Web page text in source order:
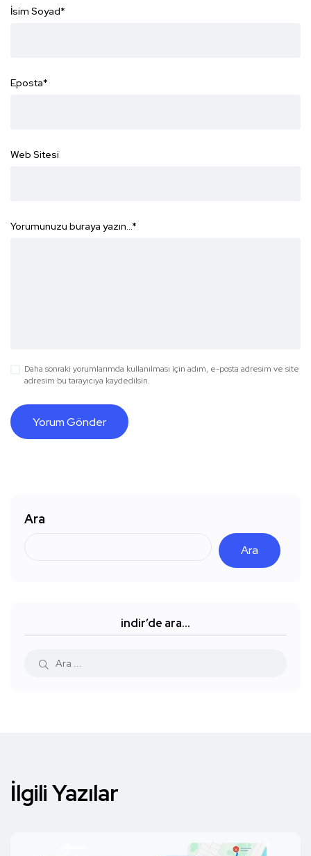
İsim Soyad*
Eposta*
Web Sitesi
Yorumunuzu buraya yazın...*
Daha sonraki yorumlarımda kullanılması için adım, e-posta adresim ve site
adresim bu tarayıcıya kaydedilsin.
Ara
Ara
indir’de ara…
İlgili Yazılar